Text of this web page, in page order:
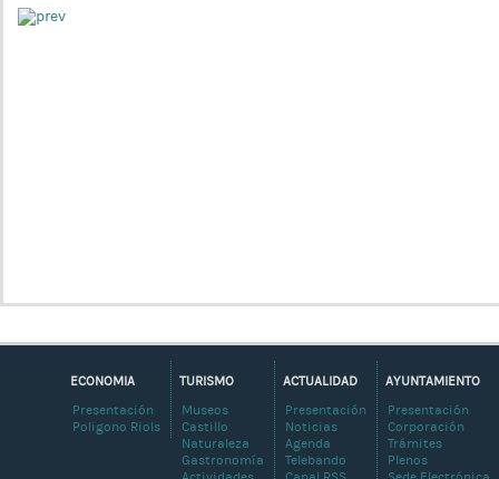
AYUNTAMIENTO
Presentación
Corporación
Trámites
Plenos
ACTUALIDAD
Presentación
Noticias
Agenda
Telebando
TURISMO
Museos
Castillo
Naturaleza
Gastronomía
ECONOMIA
Presentación
Poligono Riols